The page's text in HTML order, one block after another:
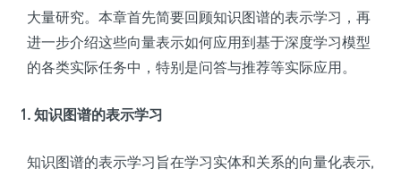
大量研究。本章首先简要回顾知识图谱的表示学习，再
进一步介绍这些向量表示如何应用到基于深度学习模型
的各类实际任务中，特别是问答与推荐等实际应用。
1. 知识图谱的表示学习
知识图谱的表示学习旨在学习实体和关系的向量化表示,